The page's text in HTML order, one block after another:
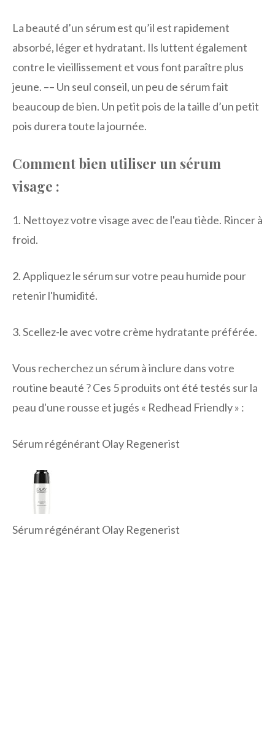
La beauté d’un sérum est qu’il est rapidement
absorbé, léger et hydratant. Ils luttent également
contre le vieillissement et vous font paraître plus
jeune. –– Un seul conseil, un peu de sérum fait
beaucoup de bien. Un petit pois de la taille d’un petit
pois durera toute la journée.
Comment bien utiliser un sérum
visage :
1. Nettoyez votre visage avec de l'eau tiède. Rincer à
froid.
2. Appliquez le sérum sur votre peau humide pour
retenir l'humidité.
3. Scellez-le avec votre crème hydratante préférée.
Vous recherchez un sérum à inclure dans votre
routine beauté ? Ces 5 produits ont été testés sur la
peau d'une rousse et jugés « Redhead Friendly » :
Sérum régénérant Olay Regenerist
Sérum régénérant Olay Regenerist